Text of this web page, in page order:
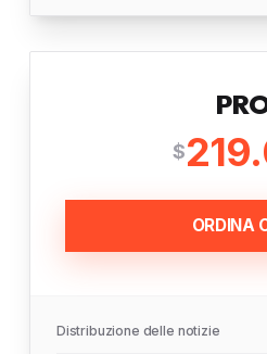
$
ORDINA
Distribuzione delle notizie